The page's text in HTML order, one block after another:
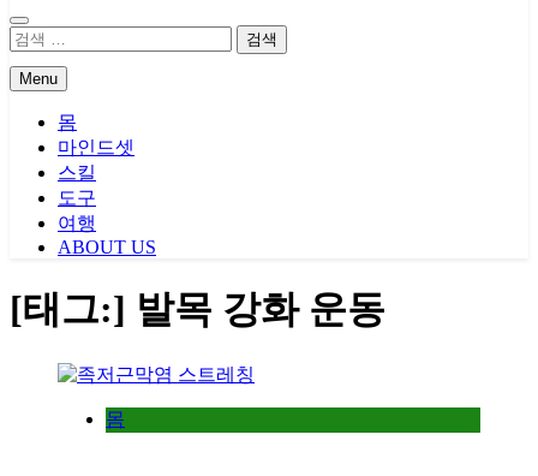
검
Menu
몸
마인드셋
스킬
도구
여행
ABOUT US
[태그:] 발목 강화 운동
몸